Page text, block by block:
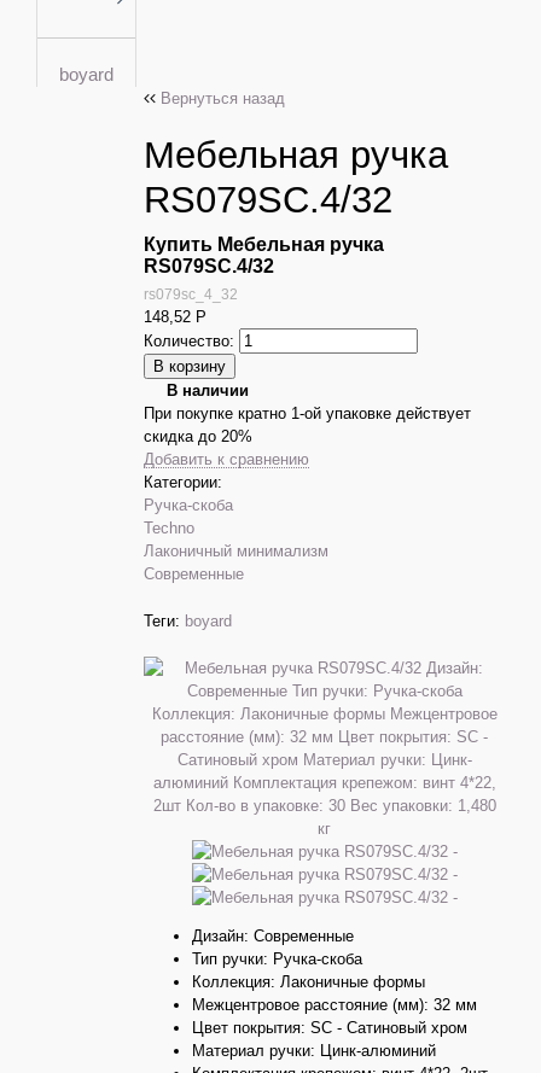
boyard
Вернуться назад
Мебельная ручка
RS079SC.4/32
Купить Мебельная ручка
RS079SC.4/32
rs079sc_4_32
148,52 Р
Количество:
В наличии
При покупке кратно 1-ой упаковке действует
скидка до 20%
Добавить к сравнению
Категории:
Ручка-скоба
Techno
Лаконичный минимализм
Современные
Теги: boyard
Дизайн: Современные
Тип ручки: Ручка-скоба
Коллекция: Лаконичные формы
Межцентровое расстояние (мм): 32 мм
Цвет покрытия: SC - Сатиновый хром
Материал ручки: Цинк-алюминий